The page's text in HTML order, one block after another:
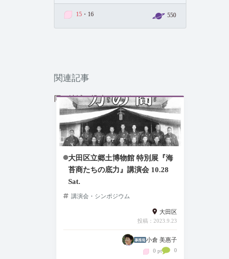
15 ・16 550
関連記事
同じ地域の投稿がまだありません
大田区立郷土博物館 特別展『海
苔商たちの底力』講演会 10.28
Sat.
講演会・シンポジウム
大田区
投稿：2023.9.23
小倉 美惠子
0 pt 0